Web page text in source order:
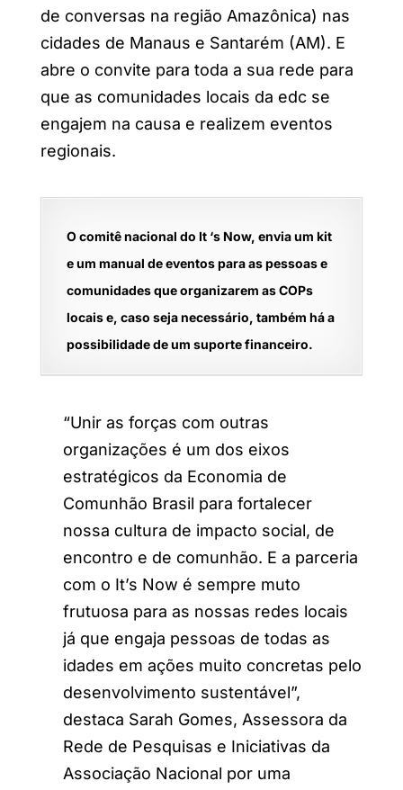
de conversas na região Amazônica) nas
cidades de Manaus e Santarém (AM). E
abre o convite para toda a sua rede para
que as comunidades locais da edc se
engajem na causa e realizem eventos
regionais.
O comitê nacional do It ‘s Now, envia um kit
e um manual de eventos para as pessoas e
comunidades que organizarem as COPs
locais e, caso seja necessário, também há a
possibilidade de um suporte financeiro.
“Unir as forças com outras
organizações é um dos eixos
estratégicos da Economia de
Comunhão Brasil para fortalecer
nossa cultura de impacto social, de
encontro e de comunhão. E a parceria
com o It’s Now é sempre muto
frutuosa para as nossas redes locais
já que engaja pessoas de todas as
idades em ações muito concretas pelo
desenvolvimento sustentável”,
destaca Sarah Gomes, Assessora da
Rede de Pesquisas e Iniciativas da
Associação Nacional por uma